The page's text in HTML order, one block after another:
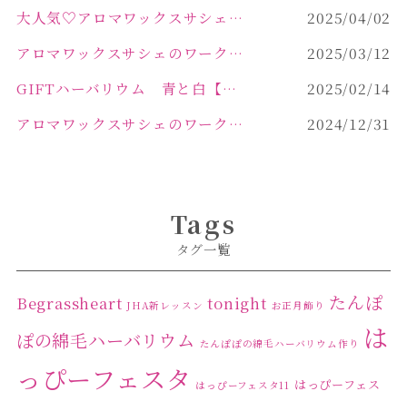
大人気♡アロマワックスサシェ作り
2025/04/02
アロマワックスサシェのワークショップinPOLA中込原店 VOL.2
2025/03/12
GIFTハーバリウム 青と白【佐久市 ハーバリウム ギフト】
2025/02/14
アロマワックスサシェのワークショップinPOLA中込原店ご報告【佐久市 キャンドル サシェ】
2024/12/31
Tags
タグ一覧
Begrassheart JHA新レッスン tonight お正月飾り たんぽ
ぽの綿毛ハーバリウム たんぽぽの綿毛ハーバリウム作り
は
っぴーフェスタ
はっぴーフェスタ11 はっぴーフェス